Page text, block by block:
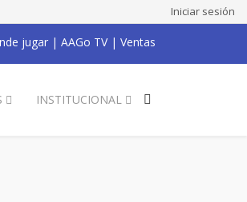
Iniciar sesión
jugar | AAGo TV| Ventas
INSTITUCIONAL